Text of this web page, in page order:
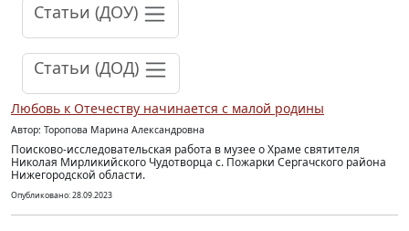
Статьи (ДОУ)
Статьи (ДОД)
Любовь к Отечеству начинается с малой родины
Автор: Торопова Марина Александровна
Поисково-исследовательская работа в музее о Храме святителя
Николая Мирликийского Чудотворца с. Пожарки Сергачского района
Нижегородской области.
Опубликовано: 28.09.2023